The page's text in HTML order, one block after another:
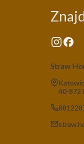
Straw
Adres:
40-872